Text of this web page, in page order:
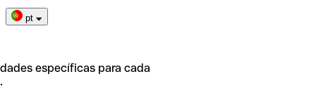
pt
específicas para cada